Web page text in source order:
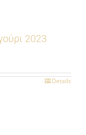
2023
Details